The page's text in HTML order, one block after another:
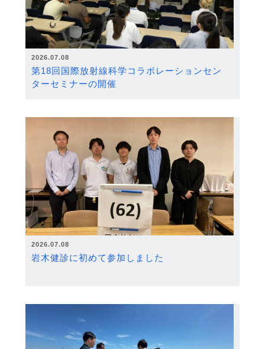
2026.07.08
第18回国際放射線科学コラボレーションセン
ターセミナーの開催
2026.07.08
岩木健診に初めて参加しました